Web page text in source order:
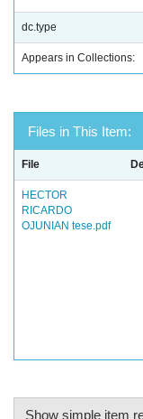
dc.type
Appears in Collections:
Files in This Item:
File
HECTOR
RICARDO
OJUNIAN tese.pdf
Show simple item